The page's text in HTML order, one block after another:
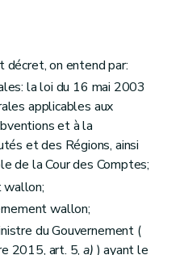
au compte d'exécution du budget
à la comptabilité générale
générales
décret, on entend par:
la loi du 16 mai 2003
applicables aux
et à la
et des Régions, ainsi
de la Cour des Comptes;
wallon;
wallon;
du Gouvernement (
2015, art. 5,a) ) ayant le